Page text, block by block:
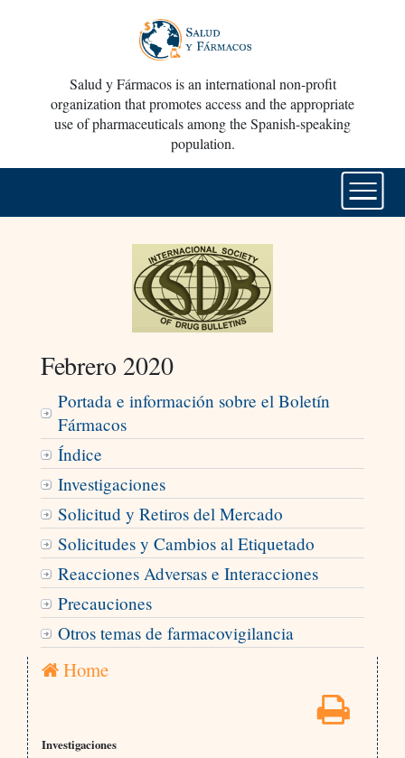
Salud y Fármacos is an international non-profit
organization that promotes access and the appropriate
use of pharmaceuticals among the Spanish-speaking
population.
Febrero 2020
Portada e información sobre el Boletín
Fármacos
Índice
Investigaciones
Solicitud y Retiros del Mercado
Solicitudes y Cambios al Etiquetado
Reacciones Adversas e Interacciones
Precauciones
Otros temas de farmacovigilancia
Home
Investigaciones